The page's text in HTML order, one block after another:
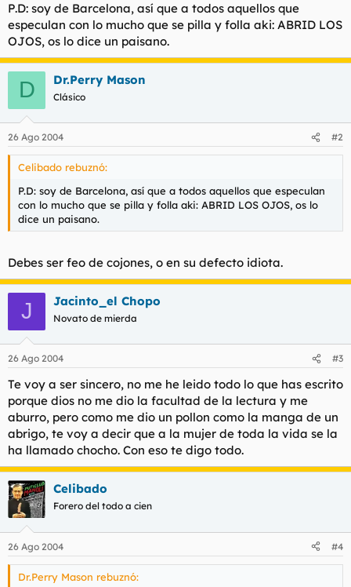
P.D: soy de Barcelona, así que a todos aquellos que
especulan con lo mucho que se pilla y folla aki: ABRID LOS
OJOS, os lo dice un paisano.
D Dr.Perry Mason
Clásico
26 Ago 2004 #2
Celibado rebuznó:
P.D: soy de Barcelona, así que a todos aquellos que especulan
con lo mucho que se pilla y folla aki: ABRID LOS OJOS, os lo
dice un paisano.
Debes ser feo de cojones, o en su defecto idiota.
J Jacinto_el Chopo
Novato de mierda
26 Ago 2004 #3
Te voy a ser sincero, no me he leido todo lo que has escrito
porque dios no me dio la facultad de la lectura y me
aburro, pero como me dio un pollon como la manga de un
abrigo, te voy a decir que a la mujer de toda la vida se la
ha llamado chocho. Con eso te digo todo.
Celibado
Forero del todo a cien
26 Ago 2004 #4
Dr.Perry Mason rebuznó: